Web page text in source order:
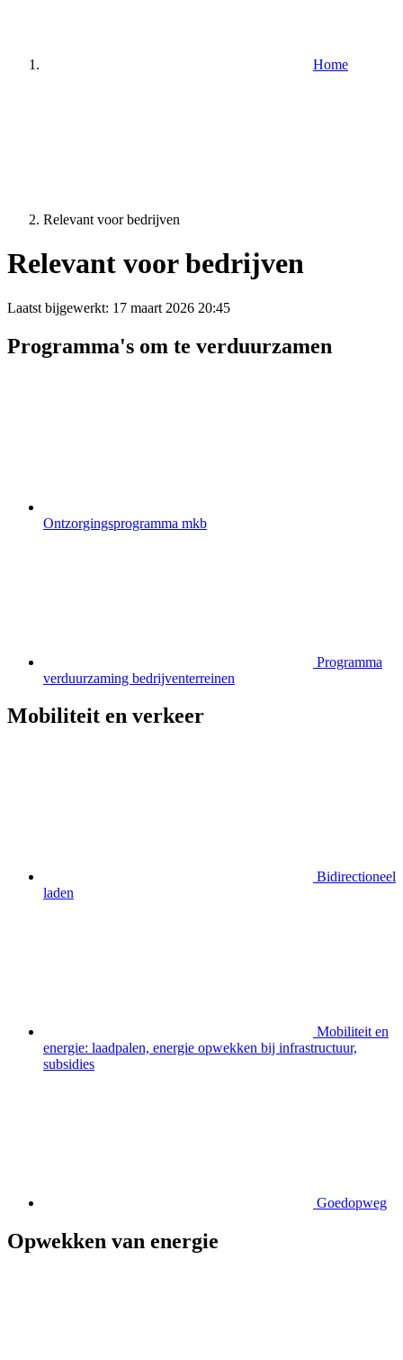
Home
Relevant voor bedrijven
Relevant voor bedrijven
Laatst bijgewerkt: 17 maart 2026 20:45
Programma's om te verduurzamen
Ontzorgingsprogramma mkb
Programma
verduurzaming bedrijventerreinen
Mobiliteit en verkeer
Bidirectioneel
laden
Mobiliteit en
energie: laadpalen, energie opwekken bij infrastructuur,
subsidies
Goedopweg
Opwekken van energie